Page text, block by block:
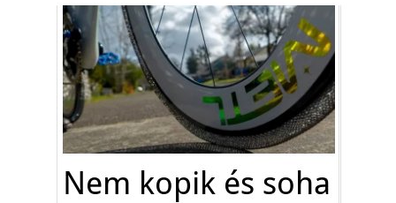
Nem kopik és soha